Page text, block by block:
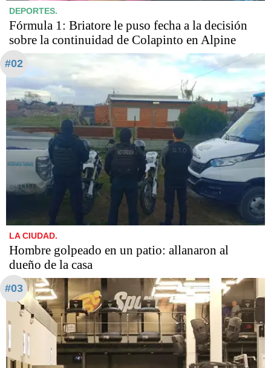
DEPORTES.
Fórmula 1: Briatore le puso fecha a la decisión
sobre la continuidad de Colapinto en Alpine
#02
LA CIUDAD.
Hombre golpeado en un patio: allanaron al
dueño de la casa
#03